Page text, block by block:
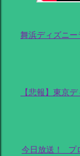
舞浜ディズニ
【悲報】東京
今日放送！_プ